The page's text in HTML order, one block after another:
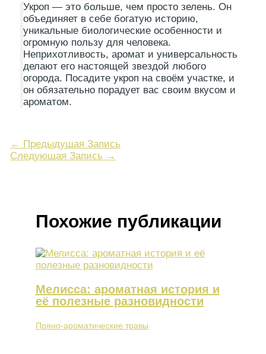
Укроп — это больше, чем просто зелень. Он
объединяет в себе богатую историю,
уникальные биологические особенности и
огромную пользу для человека.
Неприхотливость, аромат и универсальность
делают его настоящей звездой любого
огорода. Посадите укроп на своём участке, и
он обязательно порадует вас своим вкусом и
ароматом.
← Предыдущая Запись
Следующая Запись →
Похожие публикации
Мелисса: ароматная история и
её полезные разновидности
Пряно-ароматические травы